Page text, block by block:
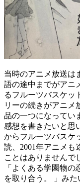
当時のアニメ放送は
語の途中までがアニ
るフルーツバスケッ
リーの続きがアニメ
品の一つになってい
感想を書きたいと思
からフルーツバスケ
読、2001年アニメも
ことはありませんで
「よくある学園物
を取り合う。 」み